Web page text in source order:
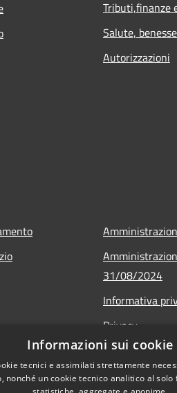
Tributi,finanze
Salute,
Autorizzazioni
31/08/2024
Informativa
Privacy
Note legali
Dichiarazione
Informazioni sui cookie
tecnici e assimilati strettamente
nonché un cookie tecnico analitico al